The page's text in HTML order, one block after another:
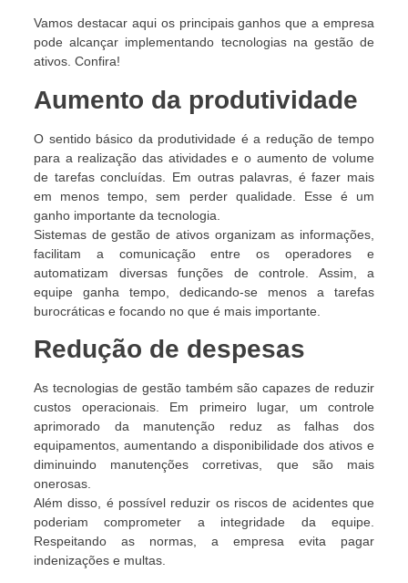
Vamos destacar aqui os principais ganhos que a empresa
pode alcançar implementando tecnologias na gestão de
ativos. Confira!
Aumento da produtividade
O sentido básico da produtividade é a redução de tempo
para a realização das atividades e o aumento de volume
de tarefas concluídas. Em outras palavras, é fazer mais
em menos tempo, sem perder qualidade. Esse é um
ganho importante da tecnologia.
Sistemas de gestão de ativos organizam as informações,
facilitam a comunicação entre os operadores e
automatizam diversas funções de controle. Assim, a
equipe ganha tempo, dedicando-se menos a tarefas
burocráticas e focando no que é mais importante.
Redução de despesas
As tecnologias de gestão também são capazes de reduzir
custos operacionais. Em primeiro lugar, um controle
aprimorado da manutenção reduz as falhas dos
equipamentos, aumentando a disponibilidade dos ativos e
diminuindo manutenções corretivas, que são mais
onerosas.
Além disso, é possível reduzir os riscos de acidentes que
poderiam comprometer a integridade da equipe.
Respeitando as normas, a empresa evita pagar
indenizações e multas.